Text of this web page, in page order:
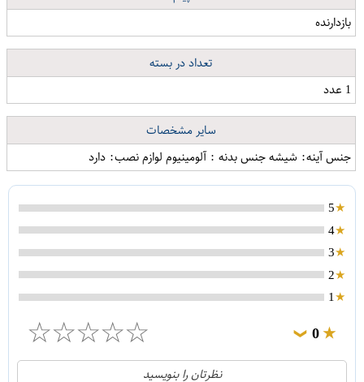
بازدارنده
تعداد در بسته
1 عدد
سایر مشخصات
جنس آینه: شیشه جنس بدنه : آلومینیوم لوازم نصب: دارد
5
4
3
2
1
0
❯
☆
☆
☆
☆
☆
0
نظرتان را بنویسید